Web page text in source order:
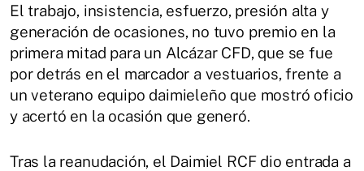
El trabajo, insistencia, esfuerzo, presión alta y
generación de ocasiones, no tuvo premio en la
primera mitad para un Alcázar CFD, que se fue
por detrás en el marcador a vestuarios, frente a
un veterano equipo daimieleño que mostró oficio
y acertó en la ocasión que generó.
Tras la reanudación, el Daimiel RCF dio entrada a